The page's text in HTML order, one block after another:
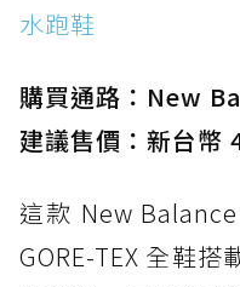
防水鞋推薦 15.
水跑鞋
購買通路：New
建議售價：新台幣
這款 New
GORE-TEX 全鞋搭